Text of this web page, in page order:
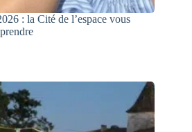
: la Cité de l’espace vous